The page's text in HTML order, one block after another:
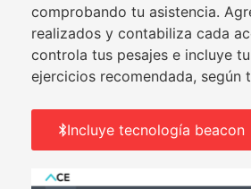
comprobando tu asistencia.
realizados y contabiliza cada
controla tus pesajes e incluye
ejercicios recomendada, según
Incluye tecnología beacon